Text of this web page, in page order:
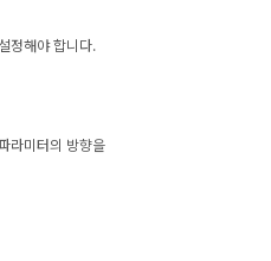
정해야 합니다.
라미터의 방향을